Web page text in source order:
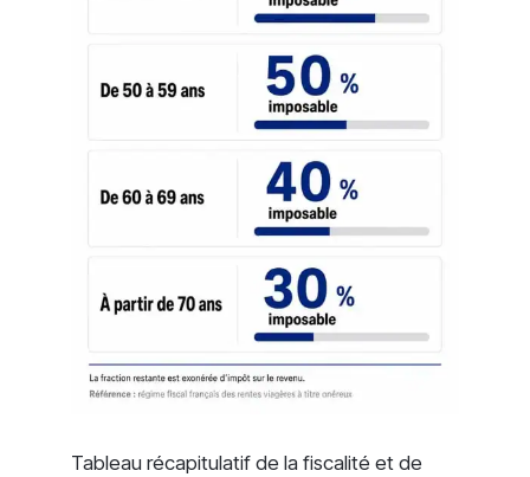
Tableau récapitulatif de la fiscalité et de